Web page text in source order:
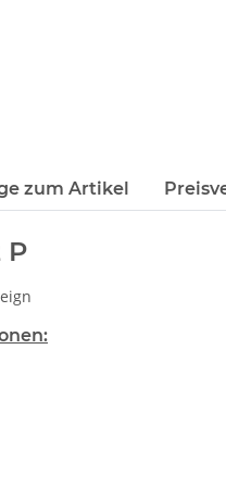
zum Artikel
P